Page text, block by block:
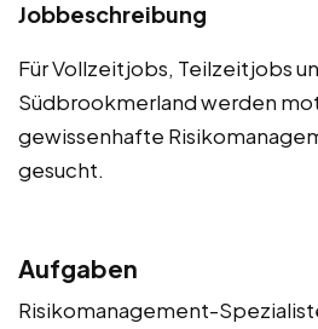
Jobbeschreibung
Für Vollzeitjobs, Teilzeitjobs
Südbrookmerland werden
gewissenhafte
gesucht.
Aufgaben
Risikomanagement-